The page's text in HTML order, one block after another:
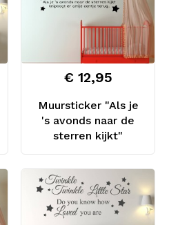
Muursticker "Als je
's avonds naar de
sterren kijkt"
€ 12,95